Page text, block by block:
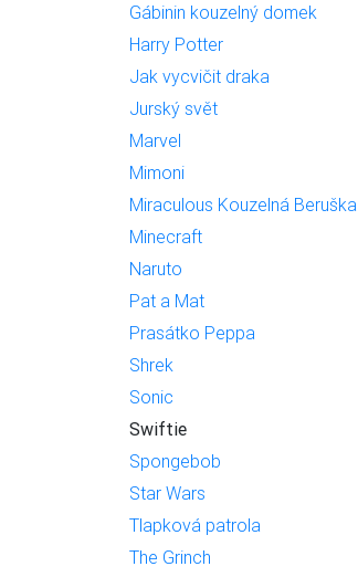
Gábinin kouzelný domek
Harry Potter
Jak vycvičit draka
Jurský svět
Marvel
Mimoni
Miraculous Kouzelná Beruška
Minecraft
Naruto
Pat a Mat
Prasátko Peppa
Shrek
Sonic
Swiftie
Spongebob
Star Wars
Tlapková patrola
The Grinch